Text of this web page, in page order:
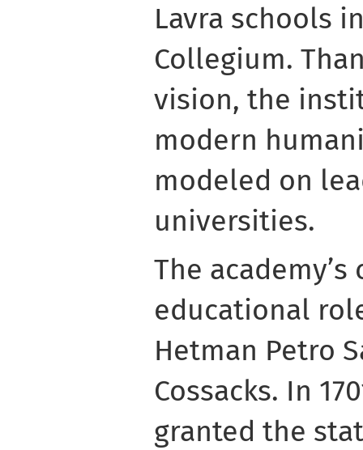
Lavra schools
Collegium.
vision, the
modern
modeled on
universities.
The
educational
Hetman Petro
Cossacks. In
granted the